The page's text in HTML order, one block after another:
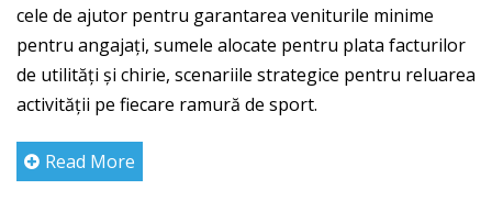
cele de ajutor pentru garantarea veniturile minime
pentru angajați, sumele alocate pentru plata facturilor
de utilități şi chirie, scenariile strategice pentru reluarea
activității pe fiecare ramură de sport.
Read More